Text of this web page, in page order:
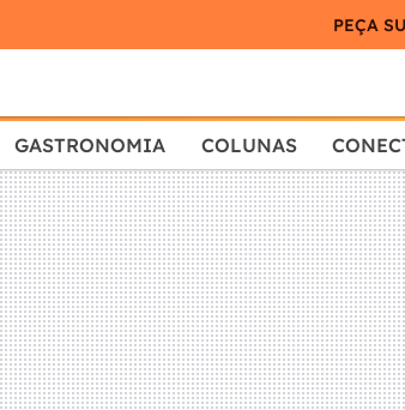
PEÇA
GASTRONOMIA COLUNAS